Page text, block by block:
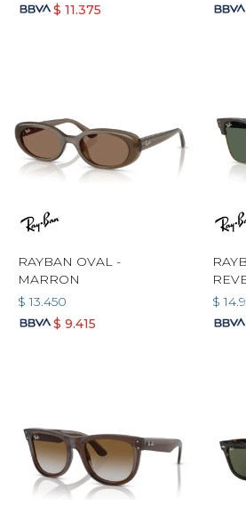
$ 11.375
RAYBAN OVAL -
MARRON
$ 13.450
$ 9.415
$